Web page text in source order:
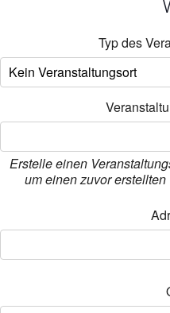
Typ des
Erstelle einen
um einen zuvor